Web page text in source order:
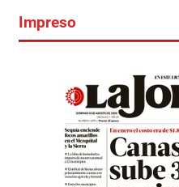
Impreso